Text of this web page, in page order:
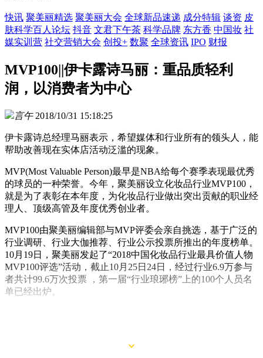
快讯 聚美丽精选 聚美丽大会 全球新品速递 成分特辑 谈资 皮
肤科学百人论坛 抖音 文君下午茶 科学品牌 东方香 中国妆 社
媒实训营 社交营销大会 创投+ 数聚 全球资讯 IPO 财报
MVP100||伊卡露诗马丽：重品质轻利
润，以消费者为中心
言午 2018/10/31 15:18:25
伊卡露诗总经理马丽表示，希望媒体和行业所有的领头人，能
帮助改善现在实体店活动泛滥的现象。
MVP(Most Valuable Person)最早是NBA给每个赛季表现最优秀
的球员的一种荣誉。今年，聚美丽设立化妆品行业MVP100，
就是为了表彰在本年度，为化妆品行业做出突出贡献的职业经
理人、顶级高管及年度优秀创业者。
MVP100由聚美丽编辑部与MVP评委会亲自挑选，基于广泛的
行业调研、行业大伽推荐、行业公示投票所推出的年度榜单。
10月19日，聚美丽发起了“2018中国化妆品行业最具价值人物
MVP100评选”活动，截止10月25日24日，经过行业6.9万参与
者共计99.6万次投票 ，第一届“行业琅琊榜”上的100个人员名
单已经出炉。